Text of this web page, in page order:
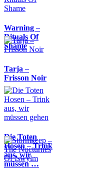
Warning –
Rituals Of
Shame
Tarja –
Frisson Noir
Die Toten
Hosen – Trink
aus, wir
müssen …